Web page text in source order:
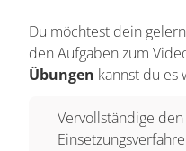
recht zeitaufwendig,
immer Geraden
zu ermitteln. Wir
Das
Du möchtest dein
den Aufgaben zum
Übungen kannst du es
Vervollständige